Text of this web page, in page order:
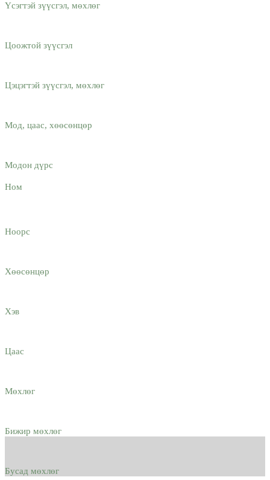
Үсэгтэй зүүсгэл, мөхлөг
Цоожтой зүүсгэл
Цэцэгтэй зүүсгэл, мөхлөг
Мод, цаас, хөөсөнцөр
Модон дүрс
Ном
Ноорс
Хөөсөнцөр
Хэв
Цаас
Мөхлөг
Бижир мөхлөг
Бусад мөхлөг